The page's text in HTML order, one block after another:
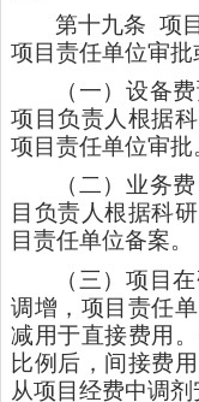
第十九条 项
项目责任单位审批
（一）设备
项目负责人根据
项目责任单位审批
（二）业务
目负责人根据科
目责任单位备案。
（三）项目
调增，项目责任
减用于直接费用
比例后，间接费
从项目经费中调剂